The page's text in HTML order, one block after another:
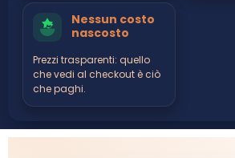
Nessun costo
nascosto
Prezzi trasparenti: quello
che vedi al checkout è ciò
che paghi.